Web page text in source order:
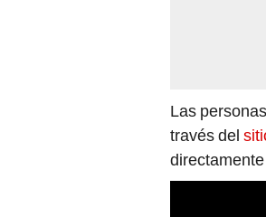
Las
través del